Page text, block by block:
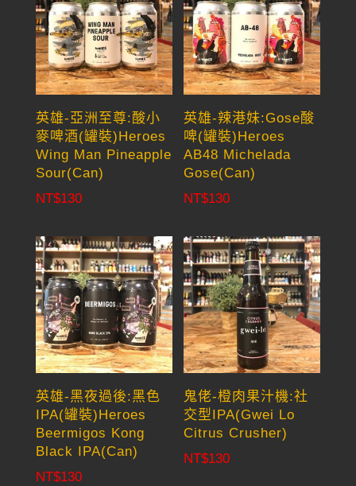
英雄-亞洲至尊:酸小
麥啤酒(罐裝)Heroes
Wing Man Pineapple
Sour(Can)
NT$130
英雄-辣港妹:Gose酸
啤(罐裝)Heroes
AB48 Michelada
Gose(Can)
NT$130
英雄-黑夜過後:黑色
IPA(罐裝)Heroes
Beermigos Kong
Black IPA(Can)
NT$130
鬼佬-橙肉果汁機:社
交型IPA(Gwei Lo
Citrus Crusher)
NT$130